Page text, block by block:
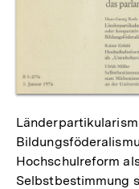
Hochschulreform
Selbstbestimmung